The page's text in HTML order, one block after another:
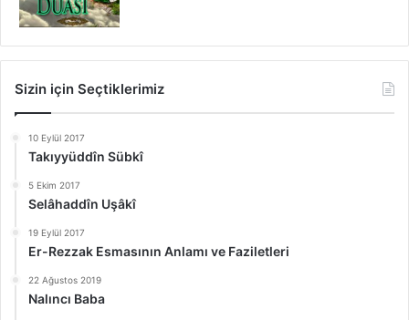
Sizin için Seçtiklerimiz
10 Eylül 2017
Takıyyüddîn Sübkî
5 Ekim 2017
Selâhaddîn Uşâkî
19 Eylül 2017
Er-Rezzak Esmasının Anlamı ve Faziletleri
22 Ağustos 2019
Nalıncı Baba